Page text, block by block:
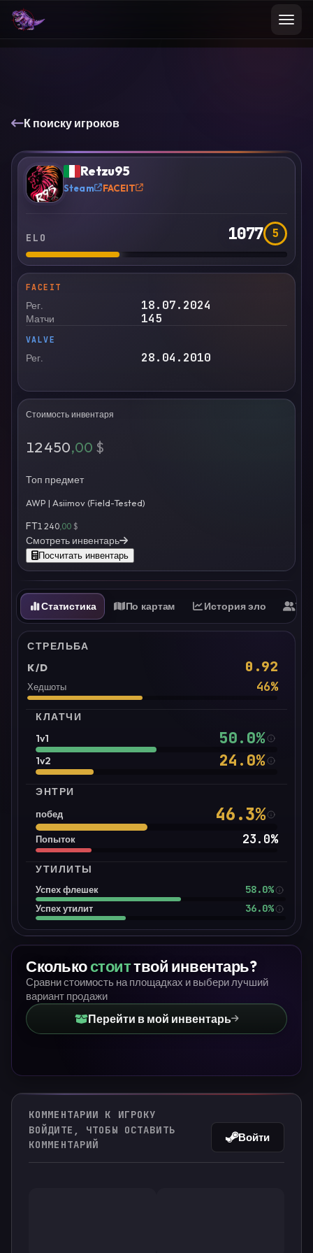
К поиску игроков
? Retzu95
Steam FACEIT
ELO 1077 5
FACEIT
Рег. 18.07.2024
Матчи 145
VALVE
Рег. 28.04.2010
Стоимость инвентаря
12 450,00 $
Топ предмет
AWP | Asiimov (Field-Tested)
FT1 240,00 $
Смотреть инвентарь
Посчитать инвентарь
Статистика По картам История эло
СТРЕЛЬБА
K/D
0.92
Хедшоты 46%
КЛАТЧИ
1v1
50.0%
1v2 24.0%
ЭНТРИ
побед 46.3%
Попыток 23.0%
УТИЛИТЫ
Успех флешек 58.0%
Успех утилит 36.0%
Сколькостоиттвой инвентарь?
Сравни стоимость на площадках и выбери лучший
вариант продажи
Перейти в мой инвентарь
КОММЕНТАРИИ К ИГРОКУ
ВОЙДИТЕ, ЧТОБЫ ОСТАВИТЬ
КОММЕНТАРИЙ
Войти